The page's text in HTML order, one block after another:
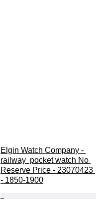
Elgin Watch Company -
railway  pocket watch No
Reserve Price - 23070423
- 1850-1900